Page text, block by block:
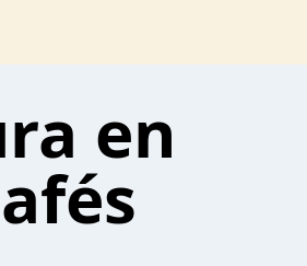
en